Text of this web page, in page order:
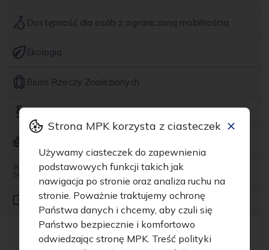
Dostępność dla osób z ograniczoną mobilnością
Ekologia
Autobusy elektryczne
Autobusy z bateriami słonecznymi na dachach
Nowoczesne obiekty
Działania związane z ograniczeniem strat ciepła
Rekuperacja w nowych tramwajach
Polityka jakości i zarządzania środowiskowego
Biuro Rzeczy Znalezionych
Tele-bus
Do poczytania
Strona MPK korzysta z ciasteczek
Używamy ciasteczek do zapewnienia
podstawowych funkcji takich jak
nawigacja po stronie oraz analiza ruchu na
stronie. Poważnie traktujemy ochronę
Państwa danych i chcemy, aby czuli się
Państwo bezpiecznie i komfortowo
odwiedzając stronę MPK. Treść polityki